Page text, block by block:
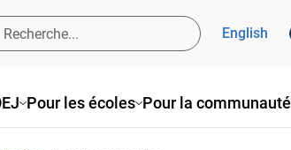
Pour les écoles Pour la communauté
English